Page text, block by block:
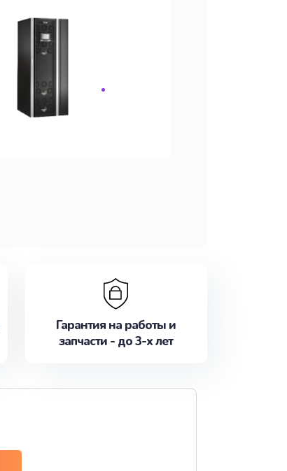
Гарантия на работы и
запчасти - до 3-х лет